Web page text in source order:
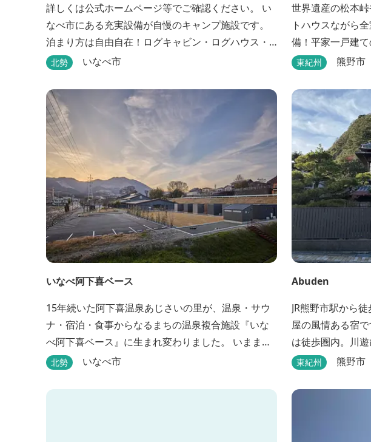
詳しくは公式ホームページ等でご確認ください。 い
なべ市にある充実設備が自慢のキャンプ施設です。
泊まり方は自由自在！ログキャビン・ログハウス・
コテージ・テントなど自由なキャンプスタイルが楽
で、雨や風の日も快適にバーベキューをお楽しみい
ただけます。日帰り利用、団体利用可能。 青少年向
けの屋外キャンプ施設、かもしかキャンプフィール
ドもございま...
北勢 いなべ市
世界遺産の松本
トハウスながら
備！平家一戸建
ねなく泊まれます
東紀州 熊野市
いなべ阿下喜ベース
15年続いた阿下喜温泉あじさいの里が、温泉・サウ
ナ・宿泊・食事からなるまちの温泉複合施設『いな
べ阿下喜ベース』に生まれ変わりました。 いままで
阿下喜温泉に通っていた地元の方も、市外からいな
す。今まで人気だった温泉はそのままに、サウナエ
北勢 いなべ市
Abuden
JR熊野市駅から
屋の風情ある宿
は徒歩圏内。川
楽しめます。
東紀州 熊野市